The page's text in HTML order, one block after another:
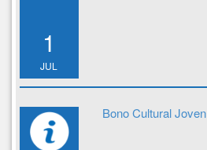
1
JUL
Bono Cultural Joven